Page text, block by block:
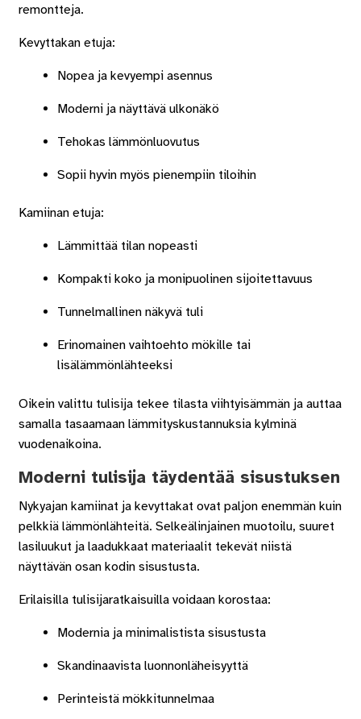
remontteja.
Kevyttakan etuja:
Nopea ja kevyempi asennus
Moderni ja näyttävä ulkonäkö
Tehokas lämmönluovutus
Sopii hyvin myös pienempiin tiloihin
Kamiinan etuja:
Lämmittää tilan nopeasti
Kompakti koko ja monipuolinen sijoitettavuus
Tunnelmallinen näkyvä tuli
Erinomainen vaihtoehto mökille tai
lisälämmönlähteeksi
Oikein valittu tulisija tekee tilasta viihtyisämmän ja auttaa
samalla tasaamaan lämmityskustannuksia kylminä
vuodenaikoina.
Moderni tulisija täydentää sisustuksen
Nykyajan kamiinat ja kevyttakat ovat paljon enemmän kuin
pelkkiä lämmönlähteitä. Selkeälinjainen muotoilu, suuret
lasiluukut ja laadukkaat materiaalit tekevät niistä
näyttävän osan kodin sisustusta.
Erilaisilla tulisijaratkaisuilla voidaan korostaa:
Modernia ja minimalistista sisustusta
Skandinaavista luonnonläheisyyttä
Perinteistä mökkitunnelmaa